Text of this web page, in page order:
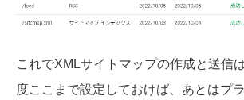
これでXMLサイトマップの作成と送信
度ここまで設定しておけば、あとはプ